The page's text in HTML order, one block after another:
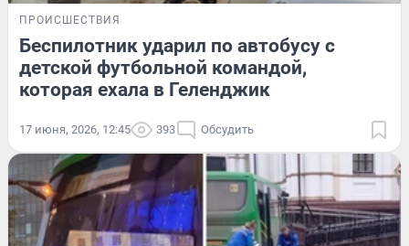
ПРОИСШЕСТВИЯ
Беспилотник ударил по автобусу с
детской футбольной командой,
которая ехала в Геленджик
17 июня, 2026, 12:45 393 Обсудить